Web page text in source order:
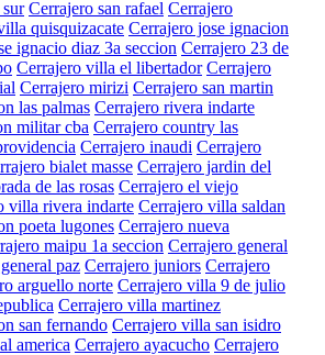
Cerrajero san rafael Cerrajero
quisquizacate Cerrajero jose ignacion
ignacio diaz 3a seccion Cerrajero 23 de
Cerrajero villa el libertador Cerrajero
Cerrajero mirizi Cerrajero san martin
las palmas Cerrajero rivera indarte
militar cba Cerrajero country las
Cerrajero inaudi Cerrajero
bialet masse Cerrajero jardin del
de las rosas Cerrajero el viejo
villa rivera indarte Cerrajero villa saldan
poeta lugones Cerrajero nueva
maipu 1a seccion Cerrajero general
paz Cerrajero juniors Cerrajero
arguello norte Cerrajero villa 9 de julio
Cerrajero villa martinez
san fernando Cerrajero villa san isidro
america Cerrajero ayacucho Cerrajero